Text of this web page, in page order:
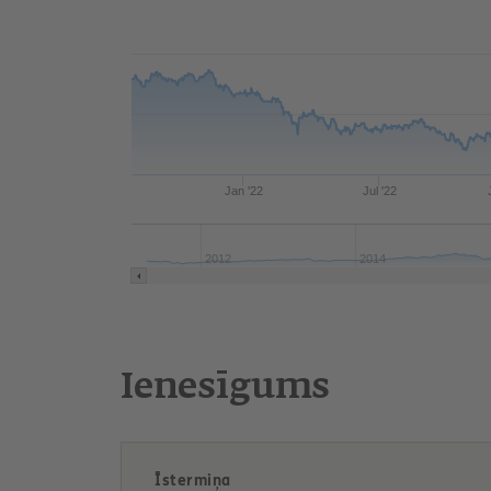
Jan '22 Jul '22
2012 2014
Ienesīgums
Īstermiņa